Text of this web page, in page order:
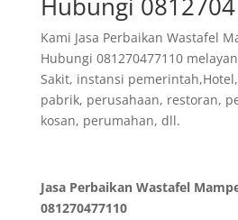
Kami Jasa Perbaikan Wastafel
Hubungi 081270477110
Sakit, instansi
pabrik, perusahaan, restoran,
kosan, perumahan, dll.
Jasa Perbaikan Wastafel
081270477110